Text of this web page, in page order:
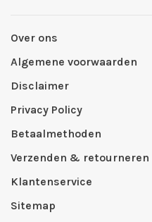
Over ons
Algemene voorwaarden
Disclaimer
Privacy Policy
Betaalmethoden
Verzenden & retourneren
Klantenservice
Sitemap